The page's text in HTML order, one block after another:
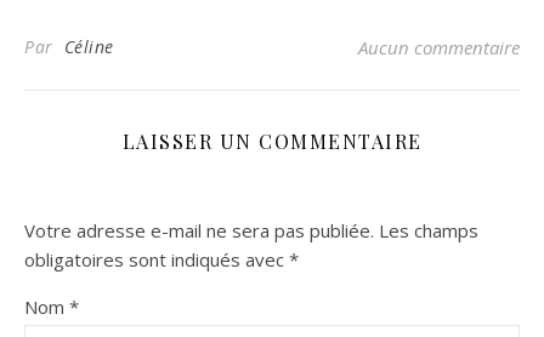
Par Céline Aucun commentaire
LAISSER UN COMMENTAIRE
Votre adresse e-mail ne sera pas publiée. Les champs
obligatoires sont indiqués avec *
Nom *